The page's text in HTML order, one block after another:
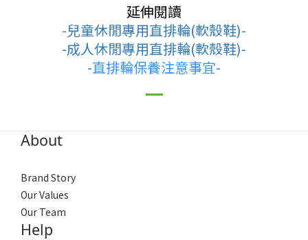
延伸閱讀
-兒童休閒專用直排輪(軟殼鞋)-
-成人休閒專用直排輪(軟殼鞋)-
-直排輪保養注意事宜-
About
Brand Story
Our Values
Our Team
Help